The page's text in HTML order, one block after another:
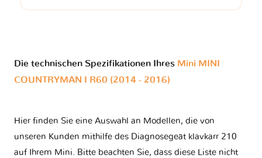
Die technischen Spezifikationen Ihres Mini MINI
COUNTRYMAN I R60 (2014 - 2016)
Hier finden Sie eine Auswahl an Modellen, die von
unseren Kunden mithilfe des Diagnosegeät klavkarr 210
auf Ihrem Mini. Bitte beachten Sie, dass diese Liste nicht